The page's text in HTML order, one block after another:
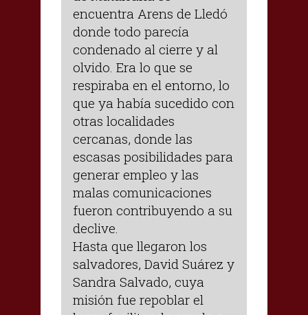
encuentra Arens de Lledó
donde todo parecía
condenado al cierre y al
olvido. Era lo que se
respiraba en el entorno, lo
que ya había sucedido con
otras localidades
cercanas, donde las
escasas posibilidades para
generar empleo y las
malas comunicaciones
fueron contribuyendo a su
declive.
Hasta que llegaron los
salvadores, David Suárez y
Sandra Salvado, cuya
misión fue repoblar el